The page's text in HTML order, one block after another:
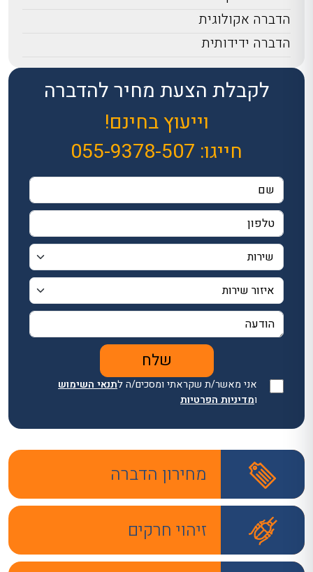
לקבלת הצעת מחיר להדברה
וייעוץ בחינם!
חייגו: 055-9378-507
אני מאשר/ת שקראתי ומסכים/ה לתנאי השימוש
ומדיניות הפרטיות
מחירון הדברה
זיהוי חרקים
הדברה אקולוגית
הדברה ידידותית